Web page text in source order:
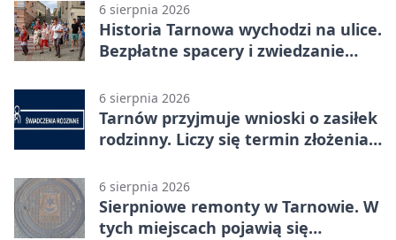
6 sierpnia 2026
Historia Tarnowa wychodzi na ulice.
Bezpłatne spacery i zwiedzanie
6 sierpnia 2026
Tarnów przyjmuje wnioski o zasiłek
rodzinny. Liczy się termin złożenia
6 sierpnia 2026
Sierpniowe remonty w Tarnowie. W
tych miejscach pojawią się